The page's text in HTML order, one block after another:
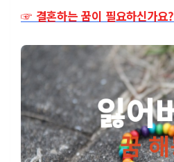
☞ 결혼하는 꿈이 필요하신가요?